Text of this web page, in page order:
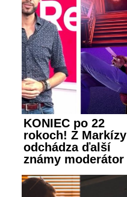
KONIEC po 22
rokoch! Z Markízy
odchádza ďalší
známy moderátor